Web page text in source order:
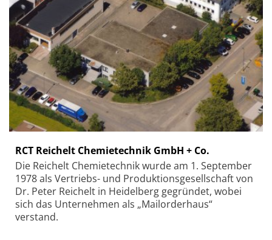
RCT Reichelt Chemietechnik GmbH + Co.
Die Reichelt Chemietechnik wurde am 1. September
1978 als Vertriebs- und Produktionsgesellschaft von
Dr. Peter Reichelt in Heidelberg gegründet, wobei
sich das Unternehmen als „Mailorderhaus“
verstand.